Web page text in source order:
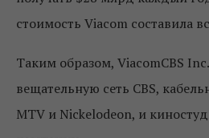
стоимость Viacom составила
Таким образом, ViacomCBS
вещательную сеть CBS,
MTV и Nickelodeon, и